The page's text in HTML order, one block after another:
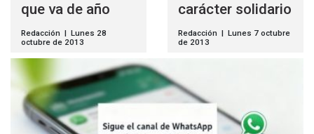
que va de año
Redacción | Lunes 28
octubre de 2013
carácter solidario
Redacción | Lunes 7 octubre
de 2013